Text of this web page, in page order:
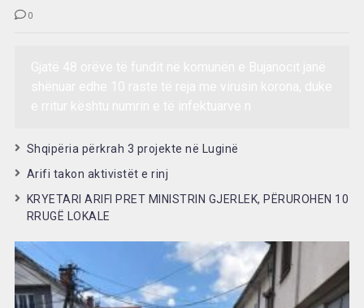
0
Shqipëria përkrah 3 projekte në Luginë
Arifi takon aktivistët e rinj
KRYETARI ARIFI PRET MINISTRIN GJERLEK, PËRUROHEN 10
RRUGË LOKALE